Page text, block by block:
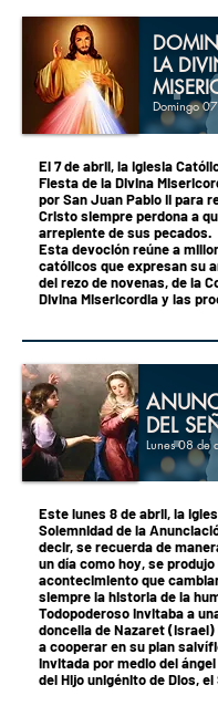
LA
Domingo
El 7 de abril, la Iglesia
Fiesta de la Divina
por San Juan Pablo II para
Cristo siempre perdona a
arrepiente de sus pecados.
Esta devoción reúne a
católicos que expresan su
del rezo de novenas, de la
Divina Misericordia y las
DEL
Lunes 08 de
Este lunes 8 de abril, la
Solemnidad de la
decir, se recuerda de
un día como hoy, se produjo
acontecimiento que
siempre la historia de la
Todopoderoso invitaba a
doncella de Nazaret (Israel)
a cooperar en su plan
invitada por medio del
del Hijo unigénito de Dios,